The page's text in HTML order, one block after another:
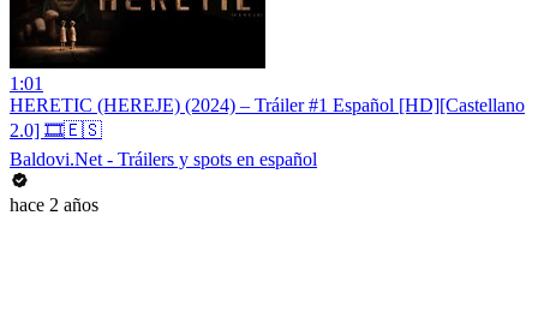
1:01
HERETIC (HEREJE) (2024) – Tráiler #1 Español [HD][Castellano
2.0] 🎞️🇪🇸
Baldovi.Net - Tráilers y spots en español
hace 2 años